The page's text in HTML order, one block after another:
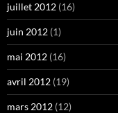
juillet 2012 (16)
juin 2012 (1)
mai 2012 (16)
avril 2012 (19)
mars 2012 (12)